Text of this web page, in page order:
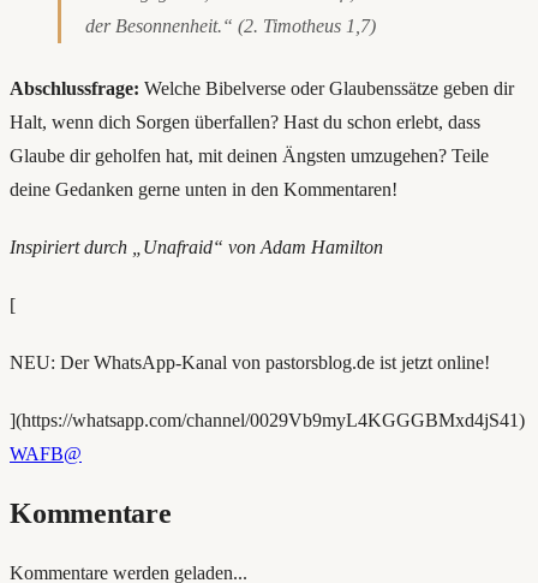
der Besonnenheit.“ (2. Timotheus 1,7)
Abschlussfrage: Welche Bibelverse oder Glaubenssätze geben dir
Halt, wenn dich Sorgen überfallen? Hast du schon erlebt, dass
Glaube dir geholfen hat, mit deinen Ängsten umzugehen? Teile
deine Gedanken gerne unten in den Kommentaren!
Inspiriert durch „Unafraid“ von Adam Hamilton
[
NEU: Der WhatsApp-Kanal von pastorsblog.de ist jetzt online!
](https://whatsapp.com/channel/0029Vb9myL4KGGGBMxd4jS41)
WAFB@
Kommentare
Kommentare werden geladen...